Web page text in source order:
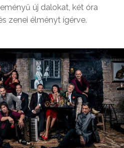
új dalokat, két óra
zenei élményt ígérve.